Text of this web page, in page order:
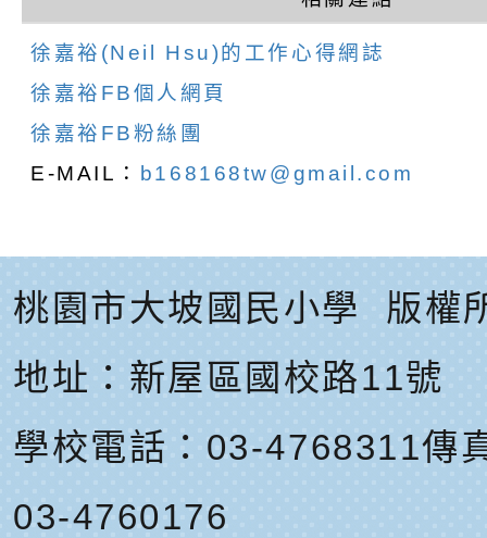
徐嘉裕(Neil Hsu)的工作心得網誌
徐嘉裕FB個人網頁
徐嘉裕FB粉絲團
E-MAIL： b168168tw@gmail.com
桃園市大坡國民小學
版權
地址： 新屋區國校路11號
學校電話：03-4768311傳
03-4760176